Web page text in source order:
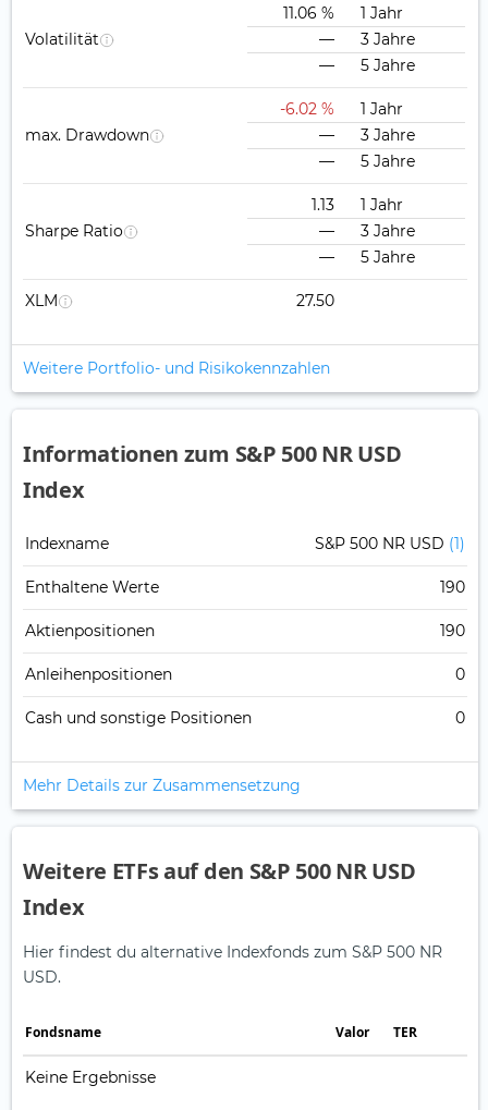
Volatilität
11.06 %
1 Jahr
—
3 Jahre
—
5 Jahre
max. Drawdown
-6.02 %
1 Jahr
—
3 Jahre
—
5 Jahre
Sharpe Ratio
1.13
1 Jahr
—
3 Jahre
—
5 Jahre
XLM 27.50
Weitere Portfolio- und Risikokennzahlen
Informationen zum S&P 500 NR USD
Index
Indexname S&P 500 NR USD (1)
Enthaltene Werte 190
Aktienpositionen 190
Anleihenpositionen 0
Cash und sonstige Positionen 0
Mehr Details zur Zusammensetzung
Weitere ETFs auf den S&P 500 NR USD
Index
Hier findest du alternative Indexfonds zum S&P 500 NR
USD.
Fonds­name Valor TER
Keine Ergebnisse